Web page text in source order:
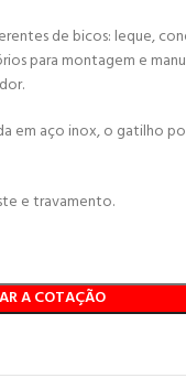
de bicos: leque,
para montagem e
em aço inox, o gatilho
e travamento.
A COTAÇÃO